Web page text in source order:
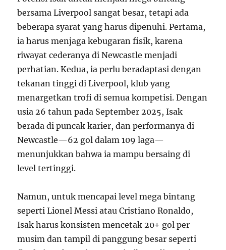
bersama Liverpool sangat besar, tetapi ada
beberapa syarat yang harus dipenuhi. Pertama,
ia harus menjaga kebugaran fisik, karena
riwayat cederanya di Newcastle menjadi
perhatian. Kedua, ia perlu beradaptasi dengan
tekanan tinggi di Liverpool, klub yang
menargetkan trofi di semua kompetisi. Dengan
usia 26 tahun pada September 2025, Isak
berada di puncak karier, dan performanya di
Newcastle—62 gol dalam 109 laga—
menunjukkan bahwa ia mampu bersaing di
level tertinggi.
Namun, untuk mencapai level mega bintang
seperti Lionel Messi atau Cristiano Ronaldo,
Isak harus konsisten mencetak 20+ gol per
musim dan tampil di panggung besar seperti